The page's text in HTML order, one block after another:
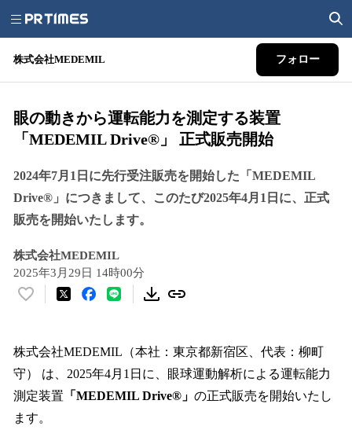
株式会社MEDEMIL フォロー
眼の動きから運転能力を測定する装置
「MEDEMIL Drive®」 正式販売開始
2024年7月1日に先行受注販売を開始した「MEDEMIL
Drive®」につきまして、このたび2025年4月1日に、正式
販売を開始いたします。
株式会社MEDEMIL
2025年3月29日 14時00分
い
！
数
を
読
み
株式会社MEDEMIL（本社：東京都新宿区、代表：柳町
守） は、2025年4月1日に、眼球運動解析による運転能力
測定装置 「MEDEMIL Drive®」 の正式販売を開始いたし
ます。